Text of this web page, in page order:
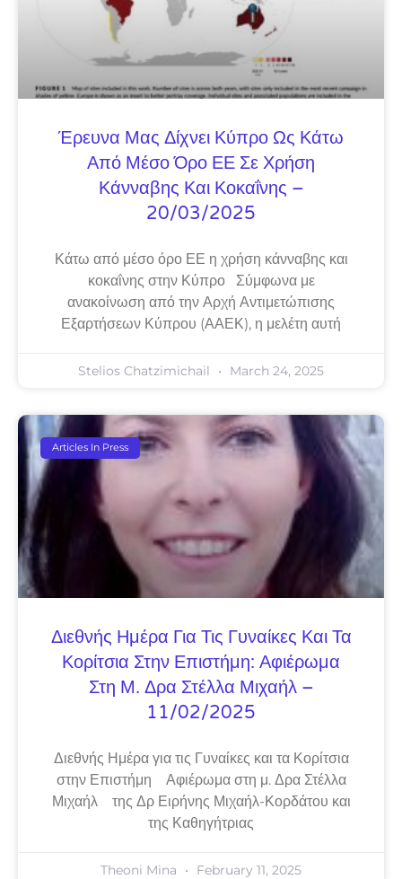
Έρευνα Μας Δίχνει Κύπρο Ως Κάτω
Από Μέσο Όρο ΕΕ Σε Χρήση
Κάνναβης Και Κοκαΐνης –
20/03/2025
Κάτω από μέσο όρο ΕΕ η χρήση κάνναβης και
κοκαΐνης στην Κύπρο Σύμφωνα με
ανακοίνωση από την Αρχή Αντιμετώπισης
Εξαρτήσεων Κύπρου (ΑΑΕΚ), η μελέτη αυτή
Stelios Chatzimichail March 24, 2025
Articles In Press
Διεθνής Ημέρα Για Τις Γυναίκες Και Τα
Κορίτσια Στην Επιστήμη: Αφιέρωμα
Στη Μ. Δρα Στέλλα Μιχαήλ –
11/02/2025
Διεθνής Ημέρα για τις Γυναίκες και τα Κορίτσια
στην Επιστήμη Αφιέρωμα στη μ. Δρα Στέλλα
Μιχαήλ της Δρ Ειρήνης Μιχαήλ-Κορδάτου και
της Καθηγήτριας
Theoni Mina February 11, 2025